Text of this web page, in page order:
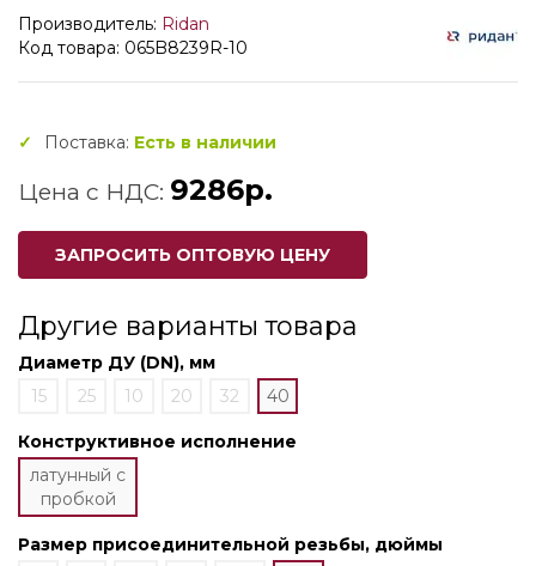
Производитель: Ridan
Код товара: 065B8239R-10
Поставка: Есть в наличии
Цена с НДС: 9286р.
ЗАПРОСИТЬ ОПТОВУЮ ЦЕНУ
Другие варианты товара
Диаметр ДУ (DN), мм
15
25 10 20 32 40
Конструктивное исполнение
латунный с
пробкой
Размер присоединительной резьбы, дюймы